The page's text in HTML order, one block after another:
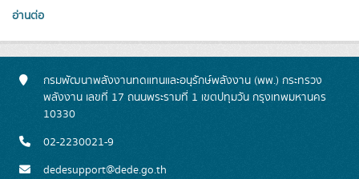
อ่านต่อ
กรมพัฒนาพลังงานทดแทนและอนุรักษ์พลังงาน (พพ.) กระทรวง
พลังงาน เลขที่ 17 ถนนพระรามที่ 1 เขตปทุมวัน กรุงเทพมหานคร
10330
02-2230021-9
dedesupport@dede.go.th